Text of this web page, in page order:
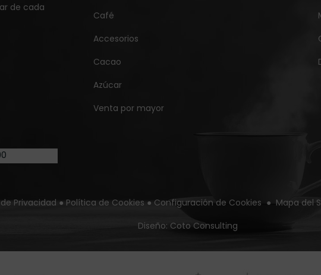
de cada
Café
Accesorios
Cacao
Azúcar
Venta por mayor
Privacidad ● Política de Cookies ● Configuración de Cookies ● Mapa del
Diseño: Coto Consulting